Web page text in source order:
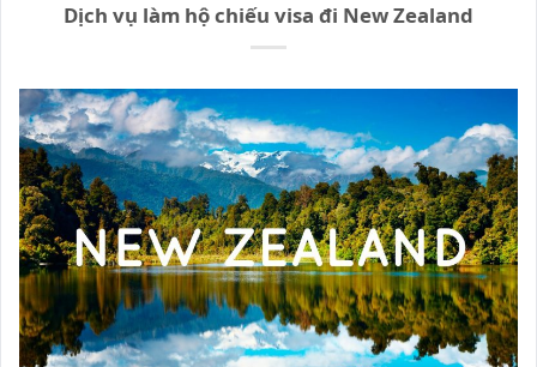
Dịch vụ làm hộ chiếu visa đi New Zealand